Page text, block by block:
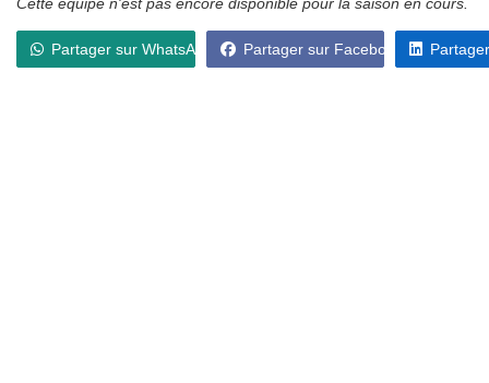
Partager sur WhatsApp Partager sur Facebook